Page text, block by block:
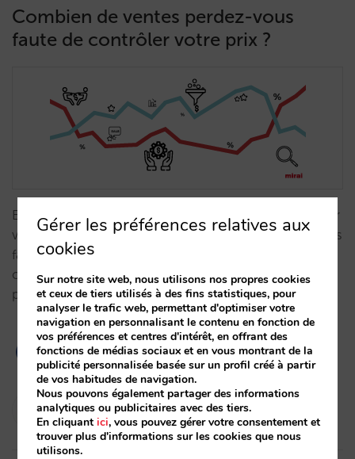
Combien de ventes perdez-vous
faute de contrôler votre prix ?
Est-il possible de quantifier l’importance du prix pour
votre vente directe ? Combien de ventes perdez-vous
faute de contrôler le prix et en permettant à d’autres
canaux de vendre moins cher que vous sur votre
propre site internet ?…
Pablo Sánchez
24/01/2023
Gérer les préférences relatives aux
cookies
Sur notre site web, nous utilisons nos propres cookies
et ceux de tiers utilisés à des fins statistiques, pour
analyser le trafic web, permettant d'optimiser votre
navigation en personnalisant le contenu en fonction de
vos préférences et centres d'intérêt, en offrant des
fonctions de médias sociaux et en vous montrant de la
publicité personnalisée basée sur un profil créé à partir
de vos habitudes de navigation.
Nous pouvons également partager des informations
analytiques ou publicitaires avec des tiers.
En cliquantici, vous pouvez gérer votre consentement et
trouver plus d'informations sur les cookies que nous
utilisons.